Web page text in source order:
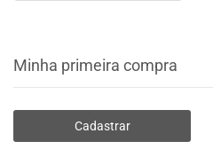
Minha primeira compra
Cadastrar